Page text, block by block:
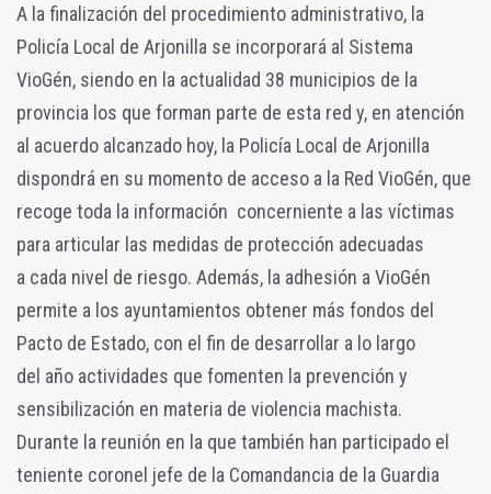
A la finalización del procedimiento administrativo, la
Policía Local de Arjonilla se incorporará al Sistema
VioGén, siendo en la actualidad 38 municipios de la
provincia los que forman parte de esta red y, en atención
al acuerdo alcanzado hoy, la Policía Local de Arjonilla
dispondrá en su momento de acceso a la Red VioGén, que
recoge toda la información concerniente a las víctimas
para articular las medidas de protección adecuadas
a cada nivel de riesgo. Además, la adhesión a VioGén
permite a los ayuntamientos obtener más fondos del
Pacto de Estado, con el fin de desarrollar a lo largo
del año actividades que fomenten la prevención y
sensibilización en materia de violencia machista.
Durante la reunión en la que también han participado el
teniente coronel jefe de la Comandancia de la Guardia